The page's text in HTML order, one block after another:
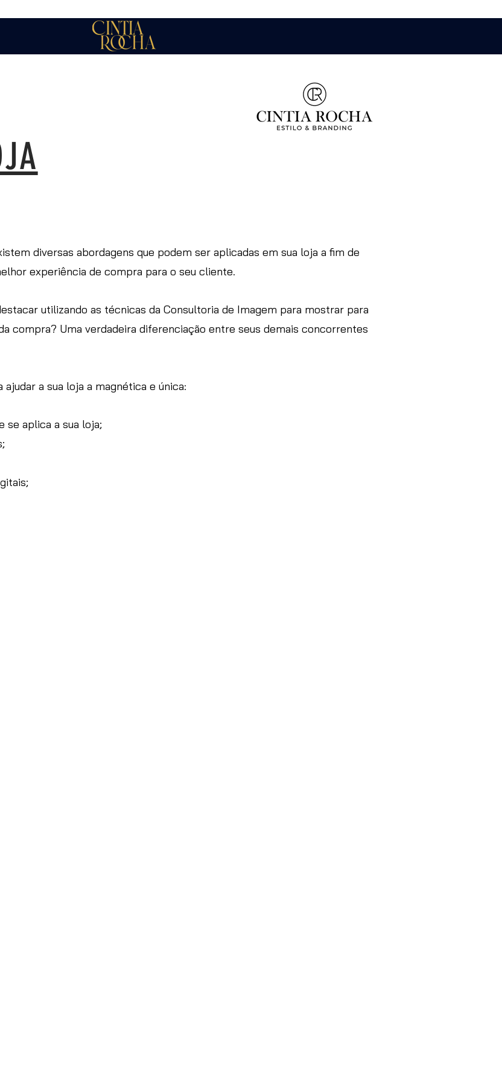
diversas abordagens que podem ser aplicadas em sua loja a fim de
experiência de compra para o seu cliente.
utilizando as técnicas da Consultoria de Imagem para mostrar para
compra? Uma verdadeira diferenciação entre seus demais concorrentes
a sua loja a magnética e única:
se aplica a sua loja;